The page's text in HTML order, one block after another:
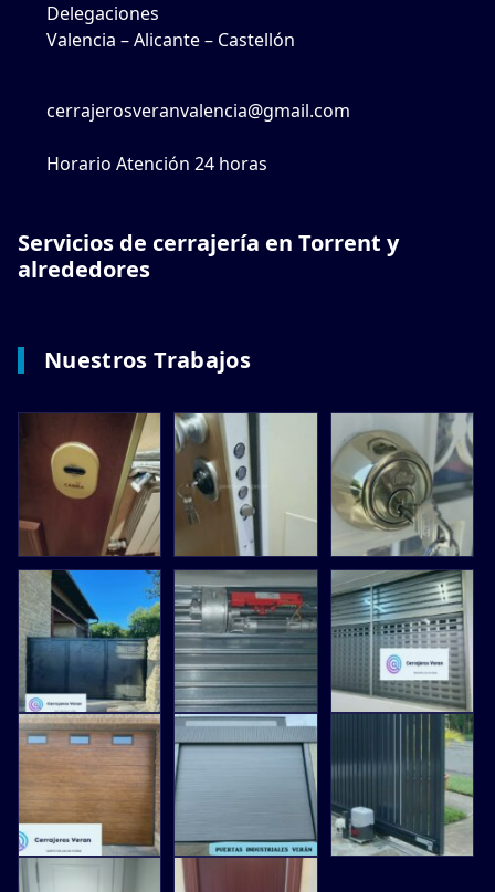
Delegaciones
Valencia – Alicante – Castellón
cerrajerosveranvalencia@gmail.com
Horario Atención 24 horas
Servicios de cerrajería en Torrent y
alrededores
Nuestros Trabajos